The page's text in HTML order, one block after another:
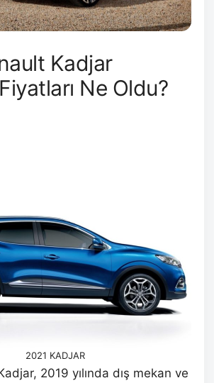
Kadjar
Ne Oldu?
2021 KADJAR
2019 yılında dış mekan ve